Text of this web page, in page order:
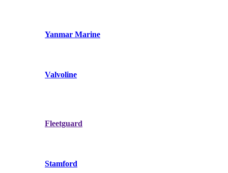
Yanmar Marine
Valvoline
Fleetguard
Stamford